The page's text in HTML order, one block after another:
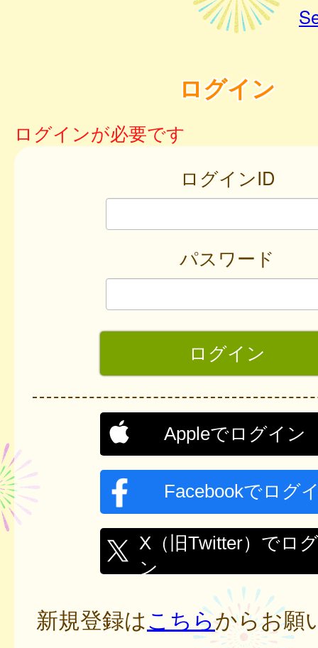
ログイン
ログインが必要です
ログインID
パスワード
Appleでログイン
Facebookでログ
X（旧Twitter）でロ
ン
新規登録はこちらからお願